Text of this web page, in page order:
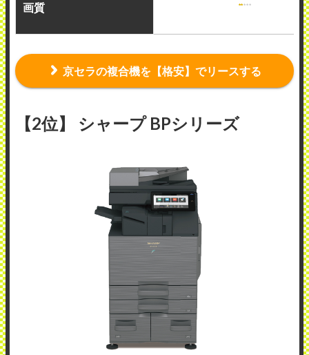
画質
京セラの複合機を【格安】でリースする
【2位】 シャープ BPシリーズ